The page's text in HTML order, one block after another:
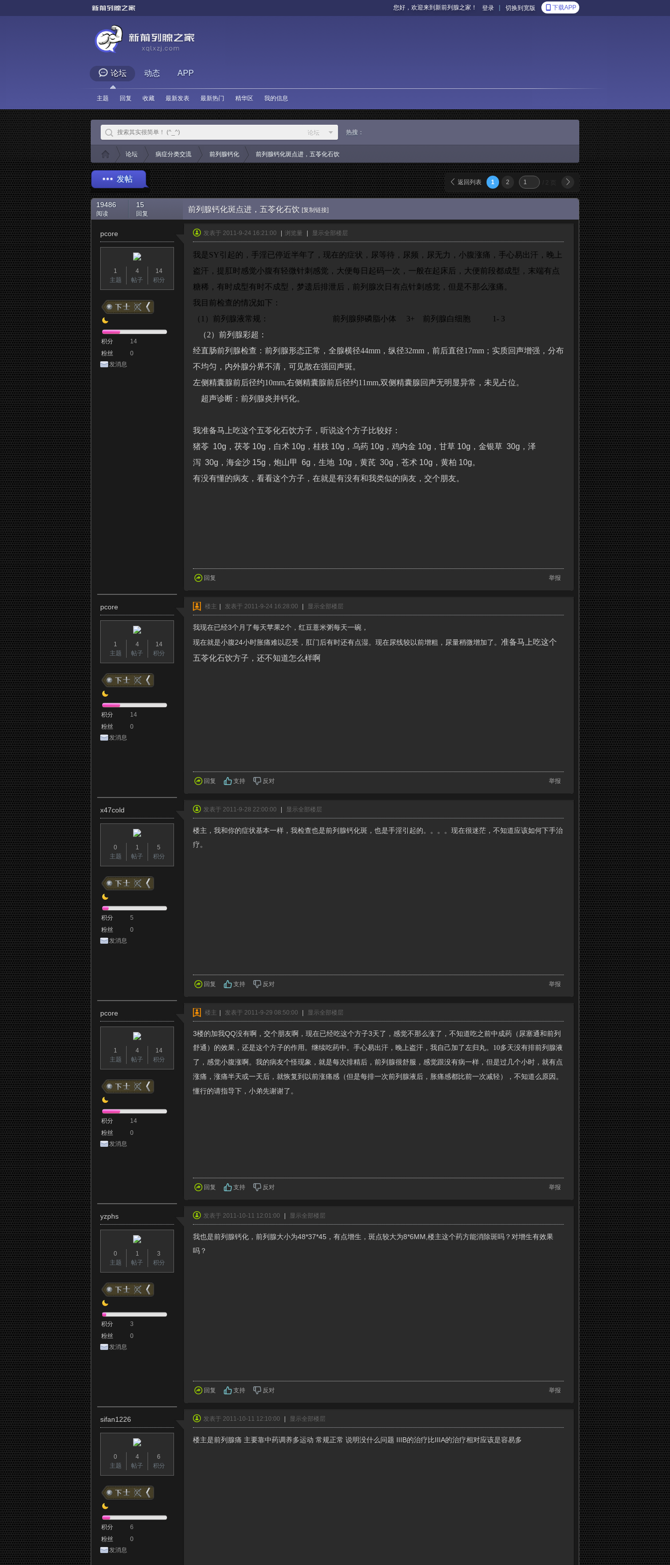
下载APP
您好，欢迎来到新前列腺之家！ 登录 切换到宽版
论坛 动态 APP
主题 回复 收藏 最新发表 最新热门 精华区 我的信息
论坛
作者
热搜：
腺
»
论坛
›
病症分类交流
›
前列腺钙化
›
前列腺钙化斑点进，五苓化石饮
返回列表 1 2 / 2 页
下一
发帖
19486
阅读
| 15
回复 前列腺钙化斑点进，五苓化石饮 [复制链接]
pcore
1
主题
4
帖子
14
积分
积分
14
粉丝
0
发消息
发表于 2011-9-24 16:21:00 浏览量 显示全部楼层
我是SY引起的，手淫已停近半年了，现在的症状，尿等待，尿频，尿无力，小腹涨痛，手心易出汗，晚上
盗汗，提肛时感觉小腹有轻微针刺感觉，大便每日起码一次，一般在起床后，大便前段都成型，末端有点
糖稀，有时成型有时不成型，梦遗后排泄后，前列腺次日有点针刺感觉，但是不那么涨痛。
我目前检查的情况如下：
（1）前列腺液常规：
前列腺卵磷脂小体 3+ 前列腺白细胞
1- 3
（2）前列腺彩超：
经直肠前列腺检查：前列腺形态正常，全腺横径44mm ，纵径32mm ，前后直径17mm ；实质回声增强，分布
不均匀，内外腺分界不清，可见散在强回声斑。
左侧精囊腺前后径约10mm,右侧精囊腺前后径约11mm,双侧精囊腺回声无明显异常，未见占位。
超声诊断：前列腺炎并钙化。
我准备马上吃这个五苓化石饮方子，听说这个方子比较好：
猪苓 10g，茯苓 10g，白术 10g，桂枝 10g，乌药 10g，鸡内金 10g，甘草 10g，金银草 30g，泽
泻 30g，海金沙 15g，炮山甲 6g，生地 10g，黄芪 30g，苍术 10g，黄柏 10g。
有没有懂的病友，看看这个方子，在就是有没有和我类似的病友，交个朋友。
回复 举报
pcore
1
主题
4
帖子
14
积分
积分
14
粉丝
0
发消息
楼主 发表于 2011-9-24 16:28:00 显示全部楼层
我现在已经3个月了每天苹果2个，红豆薏米粥每天一碗，
现在就是小腹24小时胀痛难以忍受，肛门后有时还有点湿。现在尿线较以前增粗，尿量稍微增加了。 准备马上吃这个
五苓化石饮方子，还不知道怎么样啊
回复 支持 反对 举报
x47cold
0
主题
1
帖子
5
积分
积分
5
粉丝
0
发消息
发表于 2011-9-28 22:00:00 显示全部楼层
楼主，我和你的症状基本一样，我检查也是前列腺钙化斑，也是手淫引起的。。。。现在很迷茫，不知道应该如何下手治
疗。
回复 支持 反对 举报
pcore
1
主题
4
帖子
14
积分
积分
14
粉丝
0
发消息
楼主 发表于 2011-9-29 08:50:00 显示全部楼层
3楼的加我QQ没有啊，交个朋友啊，现在已经吃这个方子3天了，感觉不那么涨了，不知道吃之前中成药（尿塞通和前列
舒通）的效果，还是这个方子的作用。继续吃药中。 手心易出汗，晚上盗汗，我自己加了左归丸。10多天没有排前列腺液
了，感觉小腹涨啊。我的病友个怪现象，就是每次排精后，前列腺很舒服，感觉跟没有病一样，但是过几个小时，就有点
涨痛，涨痛半天或一天后，就恢复到以前涨痛感（但是每排一次前列腺液后，胀痛感都比前一次减轻），不知道么原因。
懂行的请指导下，小弟先谢谢了。
回复 支持 反对 举报
yzphs
0
主题
1
帖子
3
积分
积分
3
粉丝
0
发消息
发表于 2011-10-11 12:01:00 显示全部楼层
我也是前列腺钙化，前列腺大小为48*37*45，有点增生，斑点较大为8*6MM,楼主这个药方能消除斑吗？对增生有效果
吗？
回复 支持 反对 举报
sifan1226
0
主题
4
帖子
6
积分
积分
6
粉丝
0
发消息
发表于 2011-10-11 12:10:00 显示全部楼层
楼主是前列腺痛 主要靠中药调养多运动 常规正常 说明没什么问题 IIIB的治疗比IIIA的治疗相对应该是容易多